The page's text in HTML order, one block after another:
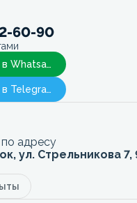
60-90
Напишите в Whatsapp
Напишите в Telegram
адресу
ул. Стрельникова 7,